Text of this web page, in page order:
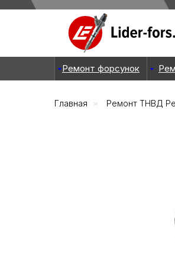
Ремонт форсунок
Главная » Ремонт ТНВД